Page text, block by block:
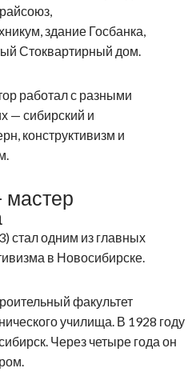
здание Госбанка,
Стоквартирный дом.
работал с разными
— сибирский и
конструктивизм и
мастер
стал одним из главных
в Новосибирске.
факультет
училища. В 1928 году
Через четыре года он